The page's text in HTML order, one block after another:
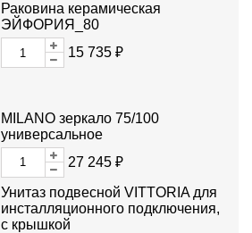
Раковина керамическая
ЭЙФОРИЯ_80
15 735 ₽
MILANO зеркало 75/100
универсальное
27 245 ₽
Унитаз подвесной VITTORIA для
инсталляционного подключения,
с крышкой